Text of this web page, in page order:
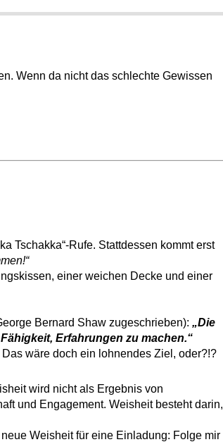
Wenn da nicht das schlechte Gewissen
Tschakka“-Rufe. Stattdessen kommt erst
einer weichen Decke und einer
Bernard Shaw zugeschrieben):„Die
Erfahrungen zu machen.“
wäre doch ein lohnendes Ziel, oder?!?
wird nicht als Ergebnis von
und Engagement. Weisheit besteht darin,
Weisheit für eine Einladung: Folge mir